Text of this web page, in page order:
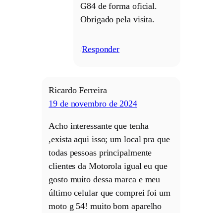
G84 de forma oficial.
Obrigado pela visita.
Responder
Ricardo Ferreira
19 de novembro de 2024
Acho interessante que tenha
,exista aqui isso; um local pra que
todas pessoas principalmente
clientes da Motorola igual eu que
gosto muito dessa marca e meu
último celular que comprei foi um
moto g 54! muito bom aparelho